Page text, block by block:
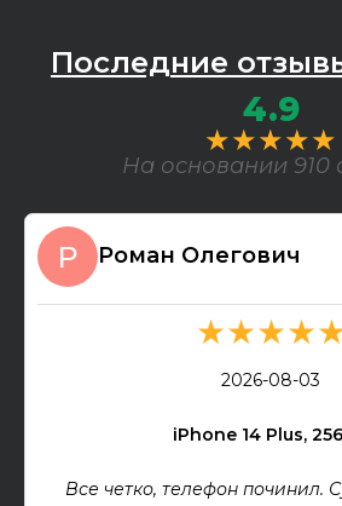
Последние
4.9
★★★★★
На основании 910
Роман Олегович
2026-08-03
iPhone 14 Plus,
Все четко, телефон починил.